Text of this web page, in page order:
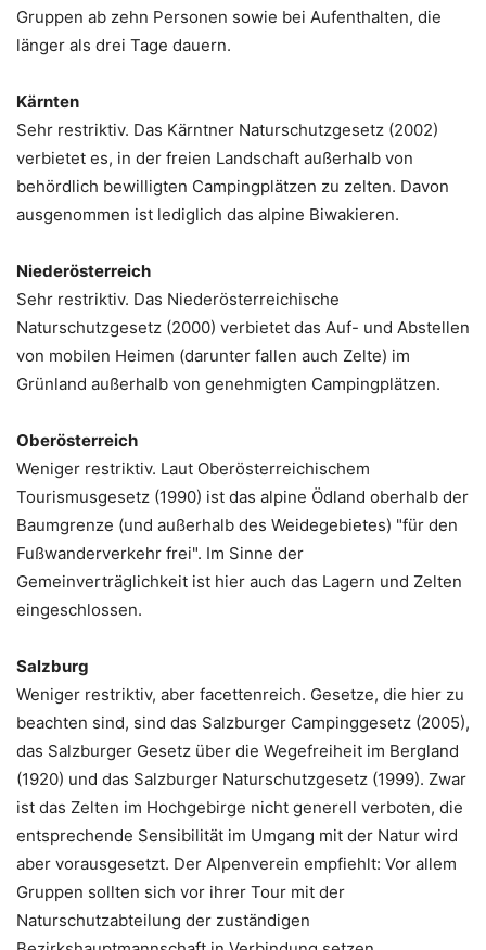
Gruppen ab zehn Personen sowie bei Aufenthalten, die
länger als drei Tage dauern.
Kärnten
Sehr restriktiv. Das Kärntner Naturschutzgesetz (2002)
verbietet es, in der freien Landschaft außerhalb von
behördlich bewilligten Campingplätzen zu zelten. Davon
ausgenommen ist lediglich das alpine Biwakieren.
Niederösterreich
Sehr restriktiv. Das Niederösterreichische
Naturschutzgesetz (2000) verbietet das Auf- und Abstellen
von mobilen Heimen (darunter fallen auch Zelte) im
Grünland außerhalb von genehmigten Campingplätzen.
Oberösterreich
Weniger restriktiv. Laut Oberösterreichischem
Tourismusgesetz (1990) ist das alpine Ödland oberhalb der
Baumgrenze (und außerhalb des Weidegebietes) "für den
Fußwanderverkehr frei". Im Sinne der
Gemeinverträglichkeit ist hier auch das Lagern und Zelten
eingeschlossen.
Salzburg
Weniger restriktiv, aber facettenreich. Gesetze, die hier zu
beachten sind, sind das Salzburger Campinggesetz (2005),
das Salzburger Gesetz über die Wegefreiheit im Bergland
(1920) und das Salzburger Naturschutzgesetz (1999). Zwar
ist das Zelten im Hochgebirge nicht generell verboten, die
entsprechende Sensibilität im Umgang mit der Natur wird
aber vorausgesetzt. Der Alpenverein empfiehlt: Vor allem
Gruppen sollten sich vor ihrer Tour mit der
Naturschutzabteilung der zuständigen